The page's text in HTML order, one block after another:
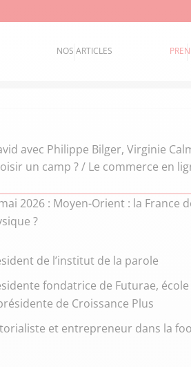
NOS ARTICLES
avec Philippe Bilger, Virginie
un camp ? / Le commerce en
2026 : Moyen-Orient : la France
?
de l’institut de la parole
fondatrice de Futurae,
de Croissance Plus
et entrepreneur dans la